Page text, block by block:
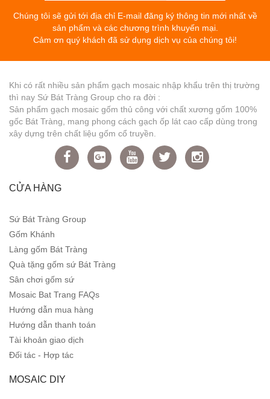
Chúng tôi sẽ gửi tới địa chỉ E-mail đăng ký thông tin mới nhất về
sản phẩm và các chương trình khuyến mại.
Cảm ơn quý khách đã sử dụng dịch vụ của chúng tôi!
Khi có rất nhiều sản phẩm gạch mosaic nhập khẩu trên thị trường
thì nay Sứ Bát Tràng Group cho ra đời :
Sản phẩm gạch mosaic gốm thủ công với chất xương gốm 100%
gốc Bát Tràng, mang phong cách gạch ốp lát cao cấp dùng trong
xây dựng trên chất liệu gốm cổ truyền.
CỬA HÀNG
Sứ Bát Tràng Group
Gốm Khánh
Làng gốm Bát Tràng
Quà tặng gốm sứ Bát Tràng
Sân chơi gốm sứ
Mosaic Bat Trang FAQs
Hướng dẫn mua hàng
Hướng dẫn thanh toán
Tài khoản giao dịch
Đối tác - Hợp tác
MOSAIC DIY